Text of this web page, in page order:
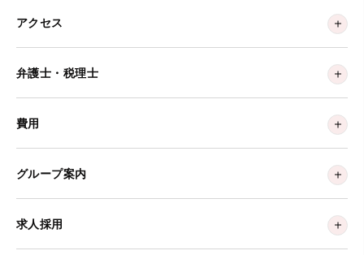
アクセス
弁護士・税理士
費用
グループ案内
求人採用